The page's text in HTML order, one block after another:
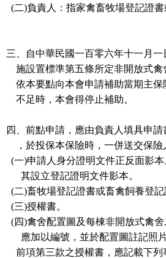
(二)負責人：指家禽畜牧場登記證
三、自中華民國一百零六年十一月
施設置標準第五條所定非開放式禽
依本要點向本會申請補助當期主保
不足時，本會得停止補助。
四、前點申請，應由負責人填具申
，於投保本保險時，一併送交保險
(一)申請人身分證明文件正反面影
其設立登記證明文件影本。
(二)畜牧場登記證書或畜禽飼養登記
(三)授權書。
(四)禽舍配置圖及每棟非開放式禽
應加以編號，並於配置圖註記照片
前項第三款之授權書，應記載下列